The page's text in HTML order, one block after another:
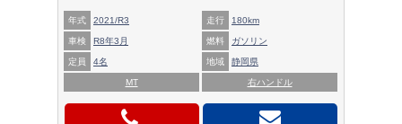
年式 2021/R3 走行 180km
車検 R8年3月 燃料 ガソリン
定員 4名 地域 静岡県
MT 右ハンドル